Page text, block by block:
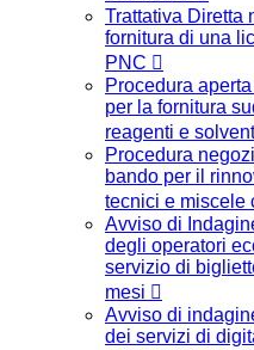
Trattativa Diretta
fornitura di una
PNC
Procedura
per la fornitura
reagenti e
Procedura
bando per il
tecnici e miscele
Avviso di
degli operatori
servizio di
mesi
Avviso di
dei servizi di